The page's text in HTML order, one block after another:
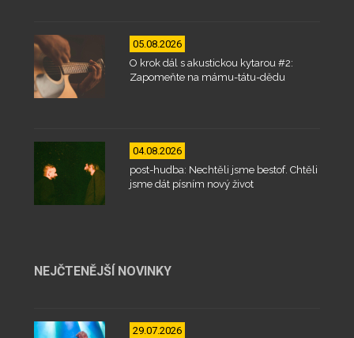
05.08.2026
O krok dál s akustickou kytarou #2:
Zapomeňte na mámu-tátu-dědu
04.08.2026
post-hudba: Nechtěli jsme bestof. Chtěli
jsme dát písním nový život
NEJČTENĚJŠÍ NOVINKY
29.07.2026